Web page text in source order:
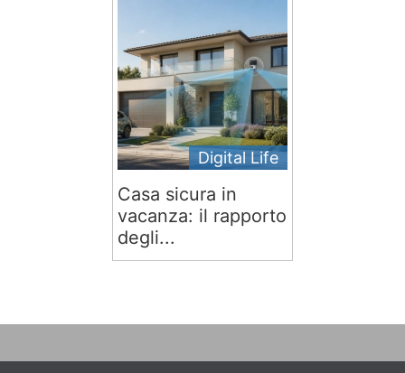
Digital Life
Casa sicura in
vacanza: il rapporto
degli...